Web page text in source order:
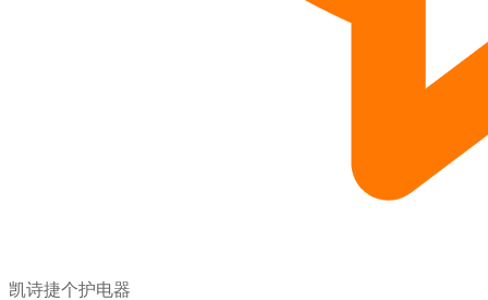
凯诗捷个护电器